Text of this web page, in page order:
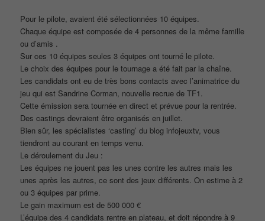
Pour le pilote, avaient été sélectionnées 10 équipes.
Chaque équipe est composée de 4 personnes de la même famille
ou d’amis .
Sur ces 10 équipes seules 3 équipes ont tourné le pilote.
Le choix des équipes pour le tournage a été fait par la chaîne.
Les candidats ont eu de très bons contacts avec l’animatrice du
jeu qui est Sandrine Corman, nouvelle recrue de TF1.
Cette émission sera tournée en direct et prévue pour la rentrée.
Des castings devraient être organisés en juillet.
Bien sûr, les spécialistes ‘casting’ du blog infojeuxtv, vous
tiendront au courant en temps venu.
Le déroulement du Jeu :
Les équipes ne jouent pas les unes contre les autres mais les
unes après les autres, ce sont des jeux différents. On estime à 2
ou 3 équipes par prime.
Le gain maximum est de 500 000 €
L’équipe des 4 candidats rentre en plateau, et doit répondre à 9